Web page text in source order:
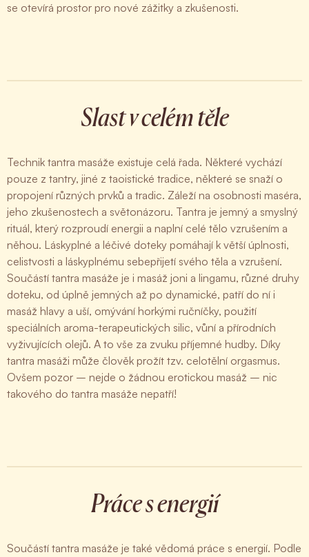
se otevírá prostor pro nové zážitky a zkušenosti.
Slast v celém těle
Technik tantra masáže existuje celá řada. Některé vychází
pouze z tantry, jiné z taoistické tradice, některé se snaží o
propojení různých prvků a tradic. Záleží na osobnosti maséra,
jeho zkušenostech a světonázoru. Tantra je jemný a smyslný
rituál, který rozproudí energii a naplní celé tělo vzrušením a
něhou. Láskyplné a léčivé doteky pomáhají k větší úplnosti,
celistvosti a láskyplnému sebepřijetí svého těla a vzrušení.
Součástí tantra masáže je i masáž joni a lingamu, různé druhy
doteku, od úplně jemných až po dynamické, patří do ní i
masáž hlavy a uší, omývání horkými ručníčky, použití
speciálních aroma-terapeutických silic, vůní a přírodních
vyživujících olejů. A to vše za zvuku příjemné hudby. Díky
tantra masáži může člověk prožít tzv. celotělní orgasmus.
Ovšem pozor – nejde o žádnou erotickou masáž – nic
takového do tantra masáže nepatří!
Práce s energií
Součástí tantra masáže je také vědomá práce s energií. Podle